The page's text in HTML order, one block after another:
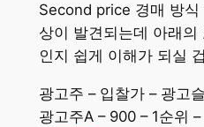
Second price 경매 방식
상이 발견되는데 아래
인지 쉽게 이해가 되실
광고주 – 입찰가 – 광고
광고주A – 900 – 1순위